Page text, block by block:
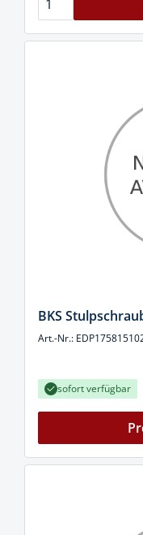
BKS
Art.-Nr.:
sofort verfügbar